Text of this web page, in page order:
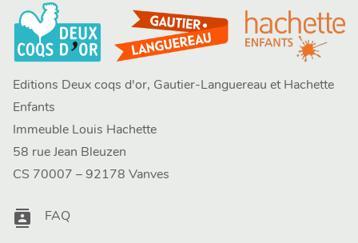
Editions Deux coqs d'or, Gautier-Languereau et Hachette
Enfants
Immeuble Louis Hachette
58 rue Jean Bleuzen
CS 70007 – 92178 Vanves
contacts FAQ